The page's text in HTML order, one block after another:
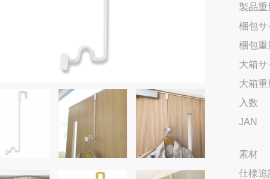
製品重
梱包サ
梱包重
大箱サ
大箱重
入数
JAN
素材
仕様追